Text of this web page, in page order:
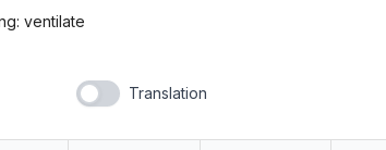
ventilate
Translation